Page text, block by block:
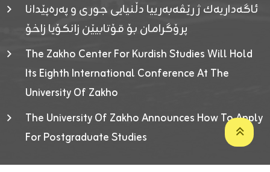
ئاگەداریەك ژ رێڤەبەرییا دڵنیایی جوری و پەرەپێدانا
پرۆگرامان بۆ قۆتابیێن زانکۆیا زاخۆ
The Zakho Center For Kurdish Studies Will Hold
Its Eighth International Conference At The
University Of Zakho
The University Of Zakho Announces How To Apply
For Postgraduate Studies